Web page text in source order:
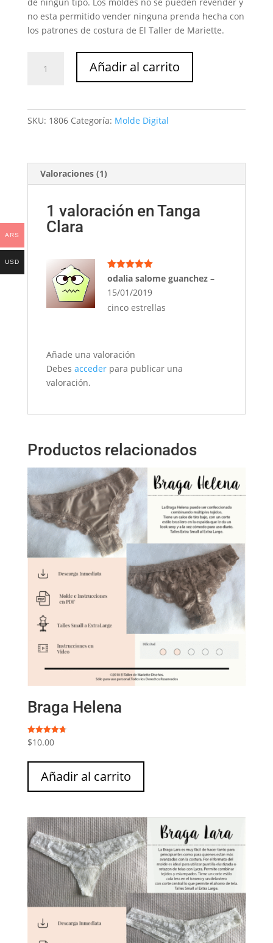
no esta permitido vender ninguna prenda hecha con
los patrones de costura de El Taller de Mariette.
Clara
Añadir al carrito
SKU: 1806 Categoría: Molde Digital
Valoraciones (1)
1 valoración en Tanga
Clara
Valorado
con5de 5
odalia salome guanchez –
15/01/2019
cinco estrellas
Añade una valoración
Debes accederpara publicar una
valoración.
Productos relacionados
Braga Helena
Valorado
con
de 5
$10.00
Añadir al carrito
ARS
USD